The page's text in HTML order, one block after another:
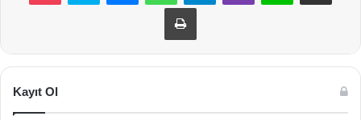
Yazdır
Kayıt Ol